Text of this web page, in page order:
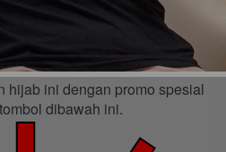
dibawah ini.